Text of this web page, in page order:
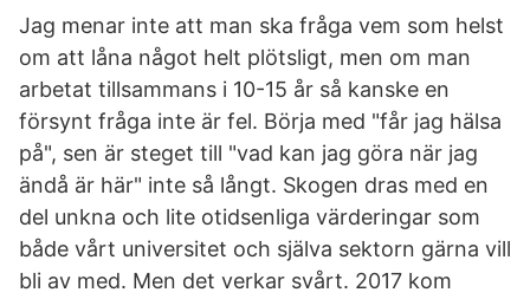
Jag menar inte att man ska fråga vem som helst
om att låna något helt plötsligt, men om man
arbetat tillsammans i 10-15 år så kanske en
försynt fråga inte är fel. Börja med "får jag hälsa
på", sen är steget till "vad kan jag göra när jag
ändå är här" inte så långt. Skogen dras med en
del unkna och lite otidsenliga värderingar som
både vårt universitet och själva sektorn gärna vill
bli av med. Men det verkar svårt. 2017 kom